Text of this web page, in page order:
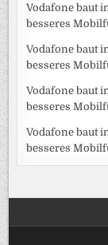
Vodafone baut
besseres
Vodafone baut
besseres
Vodafone baut
besseres
Vodafone baut
besseres